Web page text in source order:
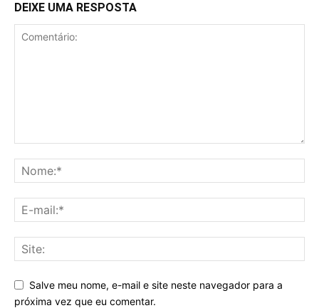
DEIXE UMA RESPOSTA
Salve meu nome, e-mail e site neste navegador para a
próxima vez que eu comentar.